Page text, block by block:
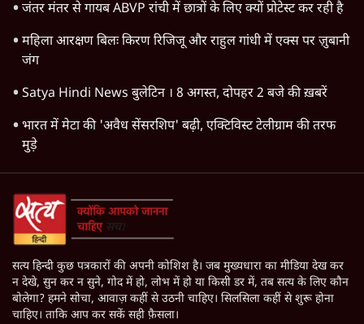
जंतर मंतर से गायब ABVP रांची में छात्रों के लिए क्यों प्रोटेस्ट कर रही है
महिला आरक्षण बिलः किरण रिजिजू और राहुल गांधी में एक्स पर ज़ुबानी
जंग
Satya Hindi News बुलेटिन । 8 अगस्त, दोपहर 2 बजे की ख़बरें
भारत में मेटा की 'अवैध सेंसरशिप' बढ़ी, एक्टिविस्ट टेलीग्राम की तरफ
मुड़े
सत्य हिन्दी कुछ पत्रकारों की अपनी कोशिश है। जब मुख्यधारा का मीडिया देख कर
न देखे, सुन कर न सुने, गोद में हो, लोभ में हो या किसी डर में, तब सत्य के लिए कौन
बोलेगा? हमने सोचा, आवाज़ कहीं से उठनी चाहिए। सिलसिला कहीं से शुरू होना
चाहिए। ताकि आप कर सकें सही फ़ैसला।